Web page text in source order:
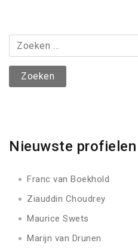
Zoeken
naar:
Nieuwste profielen
Franc van Boekhold
Ziauddin Choudrey
Maurice Swets
Marijn van Drunen